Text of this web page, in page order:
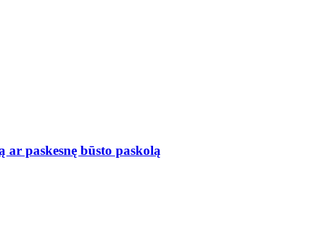
paskesnę būsto paskolą